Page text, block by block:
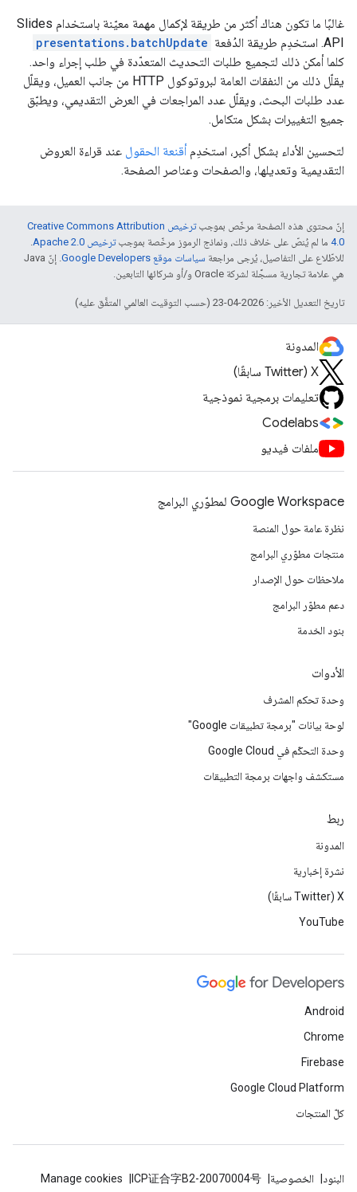
غالبًا ما تكون هناك أكثر من طريقة لإكمال مهمة معيّنة باستخدام Slides
API. استخدِم طريقة الدُفعة
presentations.batchUpdate
كلما أمكن ذلك لتجميع طلبات التحديث المتعدّدة في طلب إجراء واحد.
يقلّل ذلك من النفقات العامة لبروتوكول HTTP من جانب العميل، ويقلّل
عدد طلبات البحث، ويقلّل عدد المراجعات في العرض التقديمي، ويطبّق
جميع التغييرات بشكل متكامل.
لتحسين الأداء بشكل أكبر، استخدِمأقنعة الحقول عند قراءة العروض
التقديمية وتعديلها، والصفحات وعناصر الصفحة.
إنّ محتوى هذه الصفحة مرخّص بموجب
ترخيص Creative Commons Attribution
4.0‏ ما لم يُنصّ على خلاف ذلك، ونماذج الرموز مرخّصة بموجبترخيص Apache 2.0‏
للاطّلاع على التفاصيل، يُرجى مراجعة سياسات موقع Google Developers‏
. إنّ Java
هي علامة تجارية مسجَّلة لشركة Oracle و/أو شركائها التابعين.
تاريخ التعديل الأخير: 2026-04-23 (حسب التوقيت العالمي المتفَّق عليه)
المدونة
‫X ‏(Twitter سابقًا)
تعليمات برمجية نموذجية
Codelabs
ملفات فيديو
Google Workspace لمطوّري البرامج
نظرة عامة حول المنصة
منتجات مطوّري البرامج
ملاحظات حول الإصدار
دعم مطوّر البرامج
بنود الخدمة
الأدوات
وحدة تحكم المشرف
لوحة بيانات "برمجة تطبيقات Google"
وحدة التحكّم في Google Cloud
مستكشف واجهات برمجة التطبيقات
ربط
المدونة
نشرة إخبارية
‫X ‏(Twitter سابقًا)
YouTube
Android
Chrome
Firebase
Google Cloud Platform
كلّ المنتجات
البنود الخصوصية ICP证合字B2-20070004号
Manage cookies